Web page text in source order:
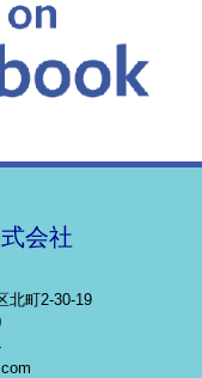
会社
北町2-30-19